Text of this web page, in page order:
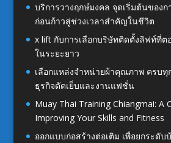
บริการวางฤกษ์มงคล จุดเริ่มต้นของก
ก่อนก้าวสู่ช่วงเวลาสำคัญในชีวิต
x lift กับการเลือกบริษัทติดตั้งลิฟท์ที่ต
ในระยะยาว
เลือกแหล่งจำหน่ายผ้าคุณภาพ ครบทุ
ธุรกิจตัดเย็บและงานแฟชั่น
Muay Thai Training Chiangmai: A
Improving Your Skills and Fitness
ออกแบบก่อสร้างต่อเติม เพื่อยกระดั